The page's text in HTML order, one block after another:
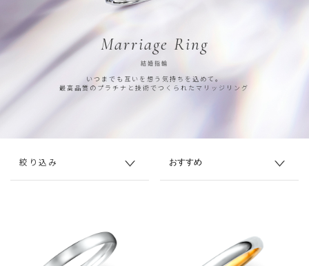
Marriage Ring
結婚指輪
いつまでも互いを想う気持ちを込めて。
最高品質のプラチナと技術でつくられたマリッジリング
絞り込み